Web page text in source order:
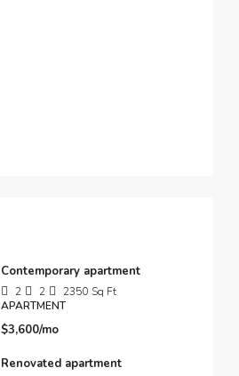
Contemporary apartment
2 2 2350 Sq Ft
APARTMENT
$3,600/mo
Renovated apartment